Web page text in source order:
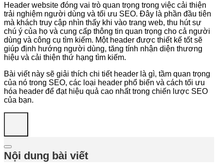
Header website đóng vai trò quan trọng trong việc cải thiện
trải nghiệm người dùng và tối ưu SEO. Đây là phần đầu tiên
mà khách truy cập nhìn thấy khi vào trang web, thu hút sự
chú ý của họ và cung cấp thông tin quan trọng cho cả người
dùng và công cụ tìm kiếm. Một header được thiết kế tốt sẽ
giúp định hướng người dùng, tăng tính nhận diện thương
hiệu và cải thiện thứ hạng tìm kiếm.
Bài viết này sẽ giải thích chi tiết header là gì, tầm quan trọng
của nó trong SEO, các loại header phổ biến và cách tối ưu
hóa header để đạt hiệu quả cao nhất trong chiến lược SEO
của bạn.
Nội dung bài viết